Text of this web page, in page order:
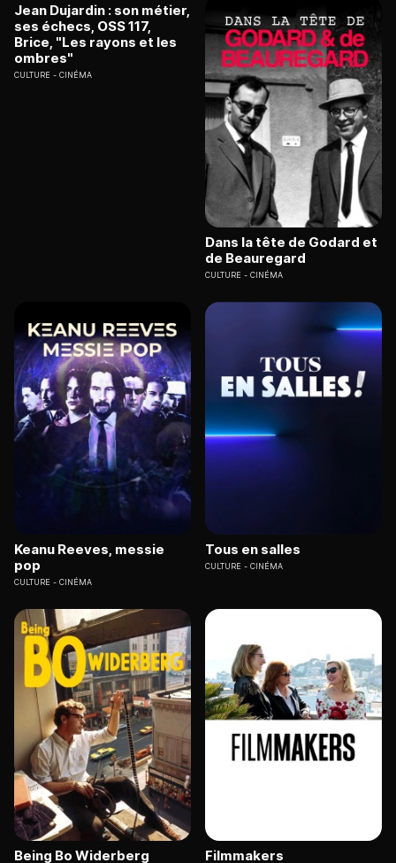
Jean Dujardin : son métier,
ses échecs, OSS 117,
Brice, "Les rayons et les
ombres"
CULTURE CINÉMA
Dans la tête de Godard et
de Beauregard
CULTURE CINÉMA
Keanu Reeves, messie
pop
CULTURE CINÉMA
Tous en salles
CULTURE CINÉMA
Being Bo Widerberg Filmmakers